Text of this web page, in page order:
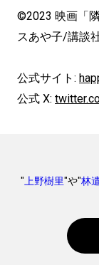
©2023 映画「
スあや子/講談
公式サイト:
公式 X:
"上野樹里"や"林